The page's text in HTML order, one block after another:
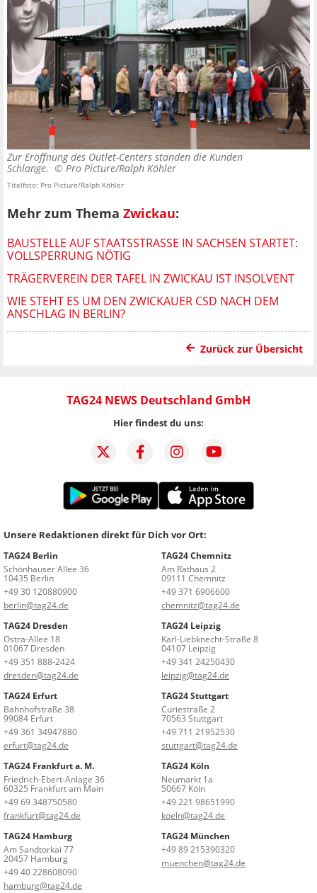
Zur Eröffnung des Outlet-Centers standen die Kunden
Schlange. © Pro Picture/Ralph Köhler
Titelfoto: Pro Picture/Ralph Köhler
Mehr zum Thema Zwickau:
BAUSTELLE AUF STAATSSTRASSE IN SACHSEN STARTET: V
OLLSPERRUNG NÖTIG
TRÄGERVEREIN DER TAFEL IN ZWICKAU IST INSOLVENT
WIE STEHT ES UM DEN ZWICKAUER CSD NACH DEM
ANSCHLAG IN BERLIN?
Zurück zur Übersicht
TAG24 NEWS Deutschland GmbH
Hier findest du uns:
Unsere Redaktionen direkt für Dich vor Ort:
TAG24 Berlin
Schönhauser Allee 36
10435 Berlin
+49 30 120880900
berlin@tag24.de
TAG24 Chemnitz
Am Rathaus 2
09111 Chemnitz
+49 371 6906600
chemnitz@tag24.de
TAG24 Dresden
Ostra-Allee 18
01067 Dresden
+49 351 888-2424
dresden@tag24.de
TAG24 Leipzig
Karl-Liebknecht-Straße 8
04107 Leipzig
+49 341 24250430
leipzig@tag24.de
TAG24 Erfurt
Bahnhofstraße 38
99084 Erfurt
+49 361 34947880
erfurt@tag24.de
TAG24 Stuttgart
Curiestraße 2
70563 Stuttgart
+49 711 21952530
stuttgart@tag24.de
TAG24 Frankfurt a. M.
Friedrich-Ebert-Anlage 36
60325 Frankfurt am Main
+49 69 348750580
frankfurt@tag24.de
TAG24 Köln
Neumarkt 1a
50667 Köln
+49 221 98651990
koeln@tag24.de
TAG24 Hamburg
Am Sandtorkai 77
20457 Hamburg
+49 40 228608090
hamburg@tag24.de
TAG24 München
+49 89 215390320
muenchen@tag24.de